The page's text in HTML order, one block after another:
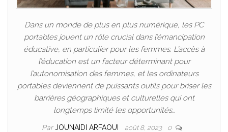
Dans un monde de plus en plus numérique, les PC
portables jouent un rôle crucial dans l’émancipation
éducative, en particulier pour les femmes. L’accès à
l’éducation est un facteur déterminant pour
l’autonomisation des femmes, et les ordinateurs
portables deviennent de puissants outils pour briser les
barrières géographiques et culturelles qui ont
longtemps limité les opportunités…
ParJOUNAIDI ARFAOUI août 8, 2023 0